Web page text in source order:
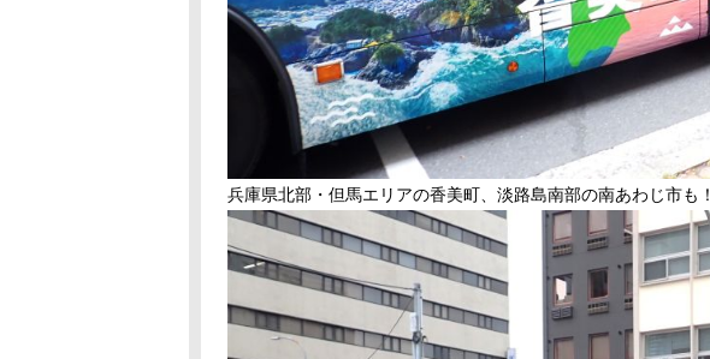
兵庫県北部・但馬エリアの香美町、淡路島南部の南あわじ市も！